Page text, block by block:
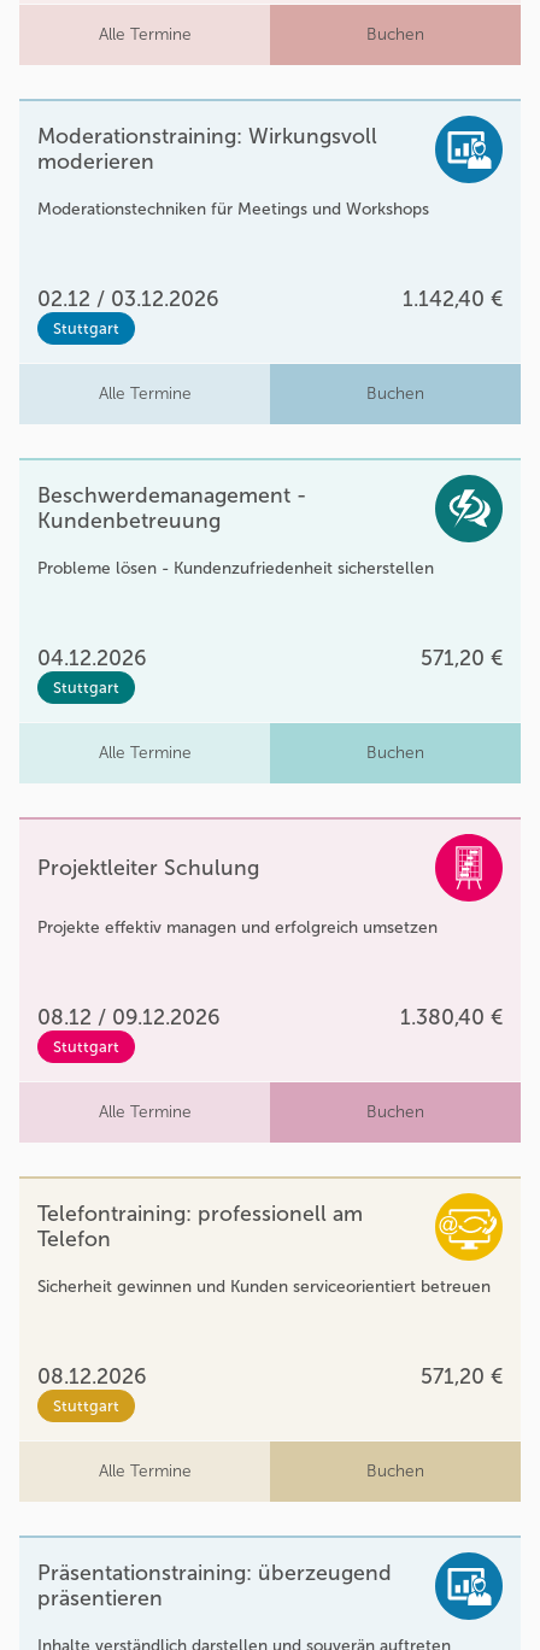
Alle Termine Buchen
Moderationstraining: Wirkungsvoll
moderieren
Moderationstechniken für Meetings und Workshops
02.12 / 03.12.2026 1.142,40 €
Stuttgart
Alle Termine Buchen
Beschwerdemanagement -
Kundenbetreuung
Probleme lösen - Kundenzufriedenheit sicherstellen
04.12.2026 571,20 €
Stuttgart
Alle Termine Buchen
Projektleiter Schulung
Projekte effektiv managen und erfolgreich umsetzen
08.12 / 09.12.2026 1.380,40 €
Stuttgart
Alle Termine Buchen
Telefontraining: professionell am
Telefon
Sicherheit gewinnen und Kunden serviceorientiert betreuen
08.12.2026 571,20 €
Stuttgart
Alle Termine Buchen
Präsentationstraining: überzeugend
präsentieren
Inhalte verständlich darstellen und souverän auftreten